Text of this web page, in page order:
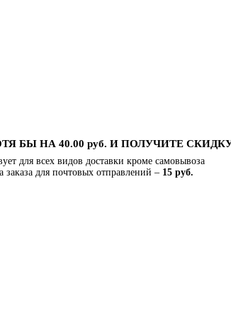
БЫ НА 40.00 руб. И ПОЛУЧИТЕ
для всех видов доставки кроме самовывоза
для почтовых отправлений – 15 руб.